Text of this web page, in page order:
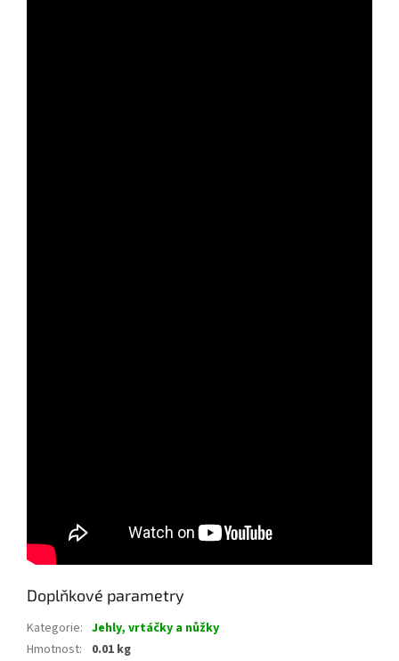
Doplňkové parametry
Kategorie: Jehly, vrtáčky a nůžky
Hmotnost:
0.01 kg